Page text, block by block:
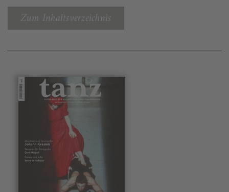
Zum Inhaltsverzeichnis